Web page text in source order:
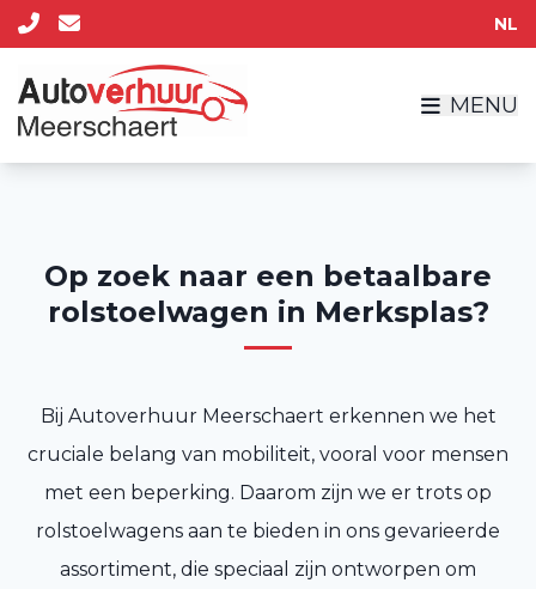
NL
MENU
Op zoek naar een betaalbare
rolstoelwagen in Merksplas?
Bij Autoverhuur Meerschaert erkennen we het
cruciale belang van mobiliteit, vooral voor mensen
met een beperking. Daarom zijn we er trots op
rolstoelwagens aan te bieden in ons gevarieerde
assortiment, die speciaal zijn ontworpen om